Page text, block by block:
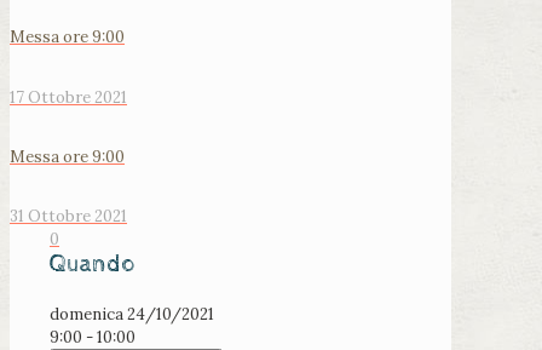
Messa ore 9:00
17 Ottobre 2021
Messa ore 9:00
31 Ottobre 2021
0
Quando
domenica 24/10/2021
9:00 - 10:00